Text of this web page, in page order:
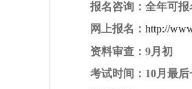
报名咨询 ：全年可
网上报名 ： http://
资料审查 ： 9月初
考试时间 ： 10月最